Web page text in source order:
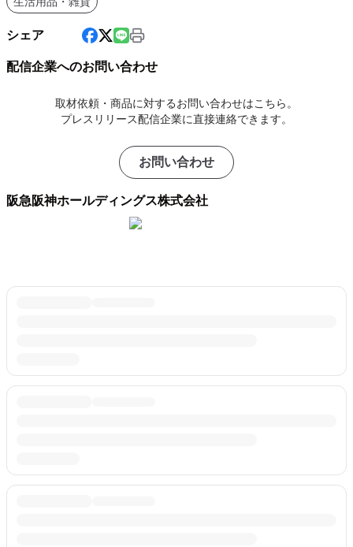
シェア
配信企業へのお問い合わせ
取材依頼・商品に対するお問い合わせはこちら。
プレスリリース配信企業に直接連絡できます。
お問い合わせ
阪急阪神ホールディングス株式会社